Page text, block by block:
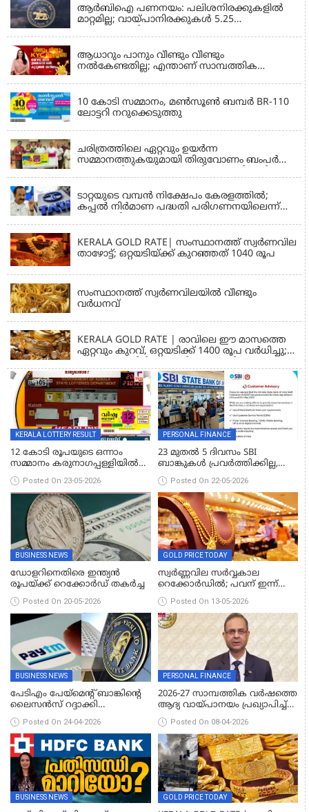
ആർബിഐ പണനയം: പലിശനിരക്കുകളിൽ
മാറ്റമില്ല; വായ്പാനിരക്കുകൾ 5.25
ആധാറും പാനും വീണ്ടും വീണ്ടും
നൽകേണ്ടതില്ല; എന്താണ് സാമ്പത്തിക
10 കോടി സമ്മാനം, മൺസൂൺ ബമ്പർ BR-110
ലോട്ടറി നറുക്കെടുത്തു
ചരിത്രത്തിലെ ഏറ്റവും ഉയർന്ന
സമ്മാനത്തുകയുമായി തിരുവോണം ബംപർ
ടാറ്റയുടെ വമ്പൻ നിക്ഷേപം കേരളത്തിൽ;
കപ്പൽ നിർമാണ പദ്ധതി പരിഗണനയിലെന്ന്
KERALA GOLD RATE| സംസ്ഥാനത്ത് സ്വര്‍ണവില
താഴോട്ട്; ഒറ്റയടിയ്ക്ക് കുറഞ്ഞത് 1040 രൂപ
സംസ്ഥാനത്ത് സ്വർണവിലയില്‍ വീണ്ടും
വർധനവ്
KERALA GOLD RATE | രാവിലെ ഈ മാസത്തെ
ഏറ്റവും കുറവ്, ഒറ്റയടിക്ക് 1400 രൂപ വര്‍ധിച്ചു;
KERALA LOTTERY RESULT
12 കോടി രൂപയുടെ ഒന്നാം
സമ്മാനം കരുനാഗപ്പള്ളിയില്‍
വിറ്റ ടിക്കറ്റിന്; വിഷു ബംപര്‍
ലോട്ടറി ഫലം അറിയാം
Posted On 23-05-2026
PERSONAL FINANCE
23 മുതൽ 5 ദിവസം SBI
ബാങ്കുകൾ പ്രവർത്തിക്കില്ല,
സേവനങ്ങൾ മുടങ്ങും,
പണിമുടക്ക് പ്രഖ്യാപിച്ച്
എസ്ബിഐ ജീവനക്കാരുടെ
സംഘടനകൾ
Posted On 22-05-2026
BUSINESS NEWS
ഡോളറിനെതിരെ ഇന്ത്യന്‍
രൂപയ്ക്ക് റെക്കോര്‍ഡ് തകര്‍ച്ച
Posted On 20-05-2026
GOLD PRICE TODAY
സ്വർണ്ണവില സർവ്വകാല
റെക്കോർഡിൽ; പവന് ഇന്ന്
കൂടിയത് 10,200 രൂപ
Posted On 13-05-2026
BUSINESS NEWS
പേടിഎം പേയ്‌മെന്റ് ബാങ്കിന്റെ
ലൈസൻസ് റദ്ദാക്കി
ആർബിഐ;നിലവിലുള്ള
ബാധ്യതകൾ തീർക്കാനും
ഉപഭോക്താക്കളുടെ പണം
തിരികെ നൽകാനും ബാങ്കിന്
ആവശ്യമായ ഫണ്ട്
ലഭ്യമാണെന്നും ആർബിഐ
Posted On 24-04-2026
PERSONAL FINANCE
2026-27 സാമ്പത്തിക വര്‍ഷത്തെ
ആദ്യ വായ്പാനയം പ്രഖ്യാപിച്ച്
റിസര്‍വ് ബാങ്ക്; പലിശനിരക്കില്‍
മാറ്റമില്ല
Posted On 08-04-2026
BUSINESS NEWS GOLD PRICE TODAY